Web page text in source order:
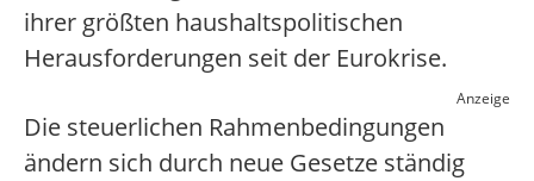
ihrer größten haushaltspolitischen
Herausforderungen seit der Eurokrise.
Anzeige
Die steuerlichen Rahmenbedingungen
ändern sich durch neue Gesetze ständig